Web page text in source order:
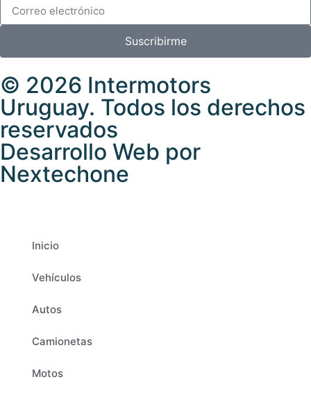
Suscribirme
© 2026 Intermotors
Uruguay. Todos los derechos
reservados
Desarrollo Web por
Nextechone
Inicio
Vehículos
Autos
Camionetas
Motos